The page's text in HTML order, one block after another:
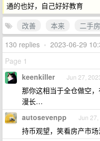
通的也好，自己好好教育
改善
本来 二手房
130 replies • 2023-06-29
Page 1
keenkiller Jun 27,
那你这相当于全仓做空
漫长…
autosevenpp Jun 27,
持币观望，笑看房产市